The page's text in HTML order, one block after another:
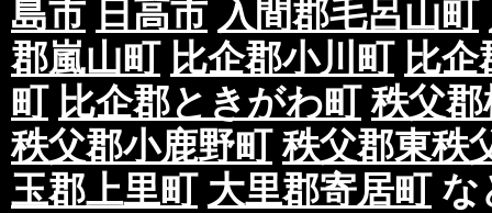
島市 日高市 入間郡毛呂山町
郡嵐山町 比企郡小川町 比
町 比企郡ときがわ町 秩父
秩父郡小鹿野町 秩父郡東秩
玉郡上里町 大里郡寄居町な